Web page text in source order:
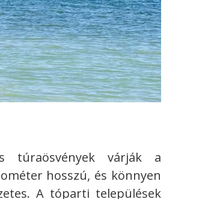
túraösvények várják a
hosszú, és könnyen
A tóparti települések